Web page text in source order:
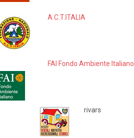
A.C.T.ITALIA
FAI Fondo Ambiente Italiano
rivars